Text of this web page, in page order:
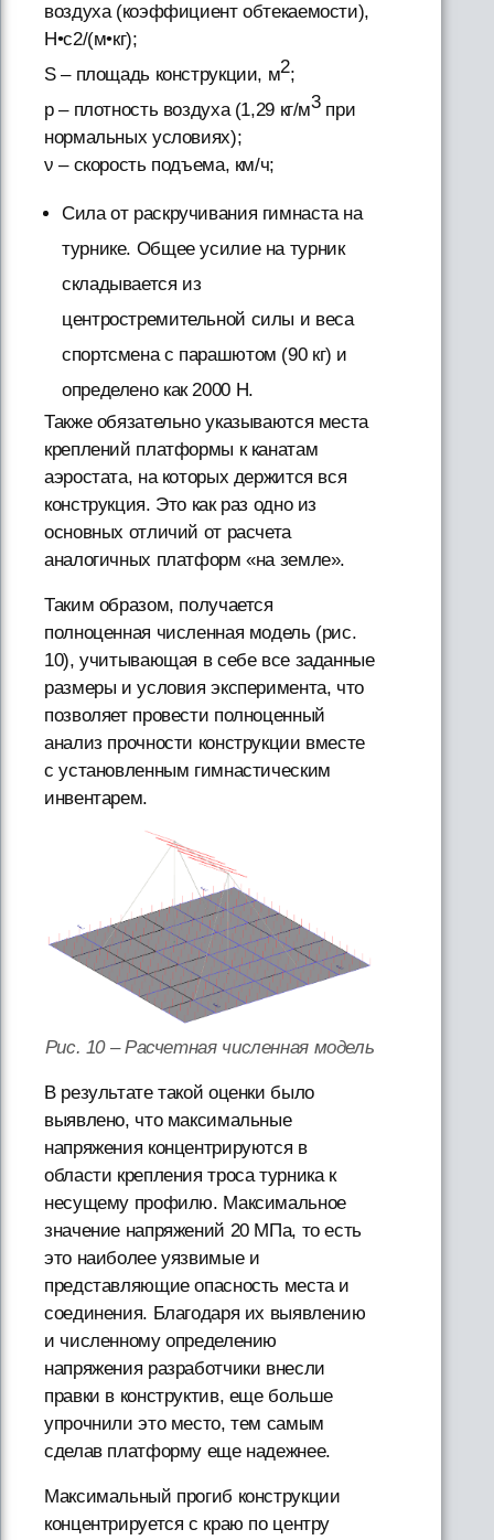
воздуха (коэффициент обтекаемости),
Н•с2/(м•кг);
S – площадь конструкции, м2;
p – плотность воздуха (1,29 кг/м3при
нормальных условиях);
ν – скорость подъема, км/ч;
Сила от раскручивания гимнаста на
турнике. Общее усилие на турник
складывается из
центростремительной силы и веса
спортсмена с парашютом (90 кг) и
определено как 2000 Н.
Также обязательно указываются места
креплений платформы к канатам
аэростата, на которых держится вся
конструкция. Это как раз одно из
основных отличий от расчета
аналогичных платформ «на земле».
Таким образом, получается
полноценная численная модель (рис.
10), учитывающая в себе все заданные
размеры и условия эксперимента, что
позволяет провести полноценный
анализ прочности конструкции вместе
с установленным гимнастическим
инвентарем.
Рис. 10 – Расчетная численная модель
В результате такой оценки было
выявлено, что максимальные
напряжения концентрируются в
области крепления троса турника к
несущему профилю. Максимальное
значение напряжений 20 МПа, то есть
это наиболее уязвимые и
представляющие опасность места и
соединения. Благодаря их выявлению
и численному определению
напряжения разработчики внесли
правки в конструктив, еще больше
упрочнили это место, тем самым
сделав платформу еще надежнее.
Максимальный прогиб конструкции
концентрируется с краю по центру